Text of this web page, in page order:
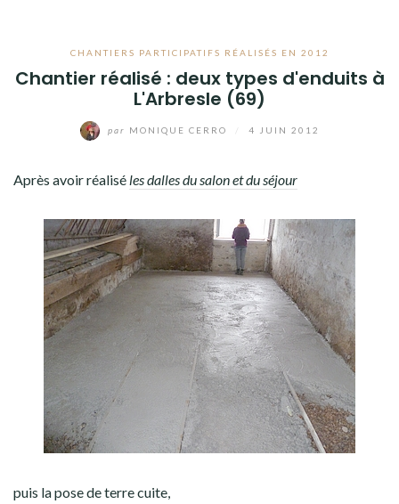
CHANTIERS PARTICIPATIFS RÉALISÉS EN 2012
Chantier réalisé : deux types d'enduits à
L'Arbresle (69)
par MONIQUE CERRO 4 JUIN 2012
Après avoir réalisé les dalles du salon et du séjour
puis la pose de terre cuite,